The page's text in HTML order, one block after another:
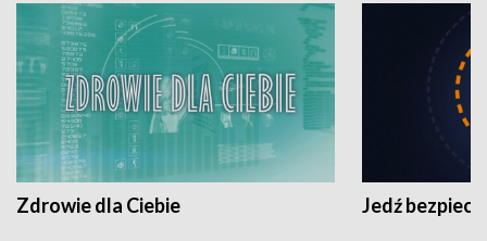
Zdrowie dla Ciebie Jedź